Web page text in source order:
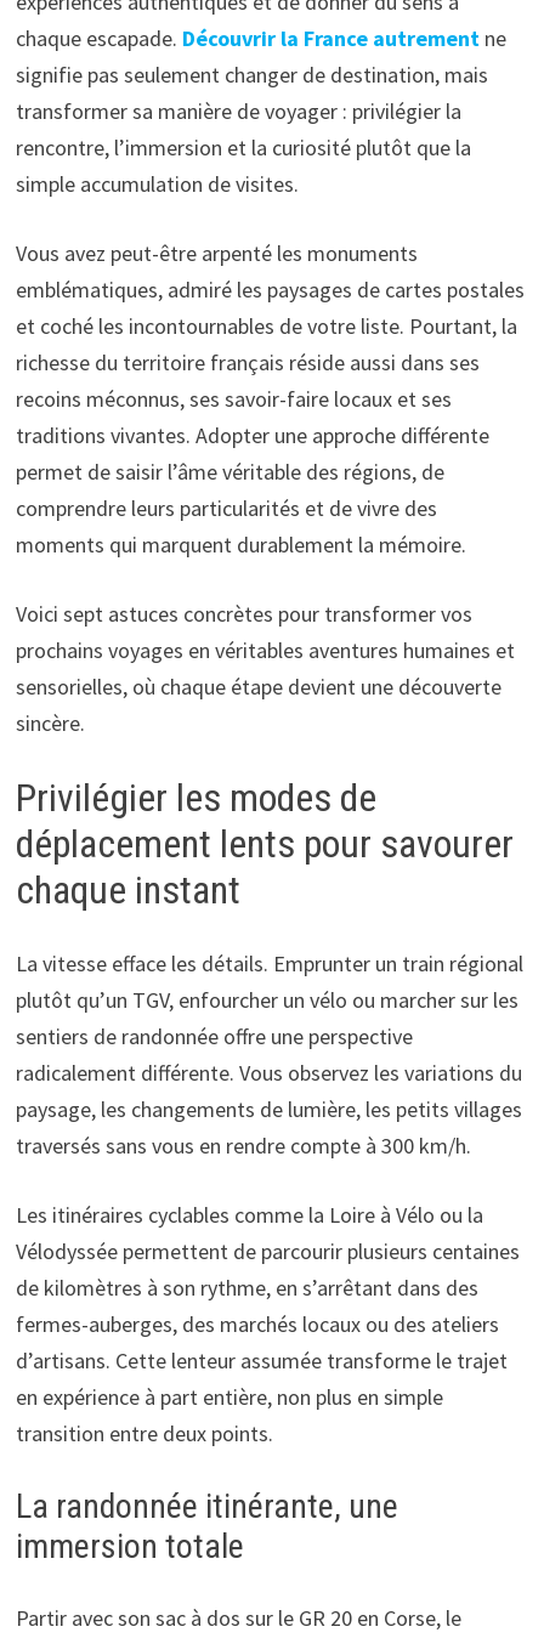
chaque escapade. Découvrir la France autrementne
signifie pas seulement changer de destination, mais
transformer sa manière de voyager : privilégier la
rencontre, l’immersion et la curiosité plutôt que la
simple accumulation de visites.
Vous avez peut-être arpenté les monuments
emblématiques, admiré les paysages de cartes postales
et coché les incontournables de votre liste. Pourtant, la
richesse du territoire français réside aussi dans ses
recoins méconnus, ses savoir-faire locaux et ses
traditions vivantes. Adopter une approche différente
permet de saisir l’âme véritable des régions, de
comprendre leurs particularités et de vivre des
moments qui marquent durablement la mémoire.
Voici sept astuces concrètes pour transformer vos
prochains voyages en véritables aventures humaines et
sensorielles, où chaque étape devient une découverte
sincère.
Privilégier les modes de
déplacement lents pour savourer
chaque instant
La vitesse efface les détails. Emprunter un train régional
plutôt qu’un TGV, enfourcher un vélo ou marcher sur les
sentiers de randonnée offre une perspective
radicalement différente. Vous observez les variations du
paysage, les changements de lumière, les petits villages
traversés sans vous en rendre compte à 300 km/h.
Les itinéraires cyclables comme la Loire à Vélo ou la
Vélodyssée permettent de parcourir plusieurs centaines
de kilomètres à son rythme, en s’arrêtant dans des
fermes-auberges, des marchés locaux ou des ateliers
d’artisans. Cette lenteur assumée transforme le trajet
en expérience à part entière, non plus en simple
transition entre deux points.
La randonnée itinérante, une
immersion totale
Partir avec son sac à dos sur le GR 20 en Corse, le